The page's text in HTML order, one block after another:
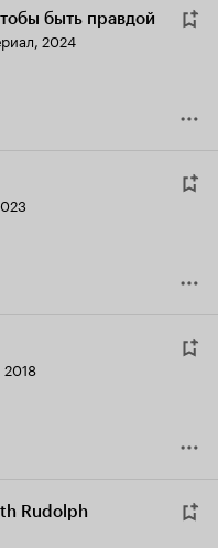
быть правдой
2024
2018
Rudolph